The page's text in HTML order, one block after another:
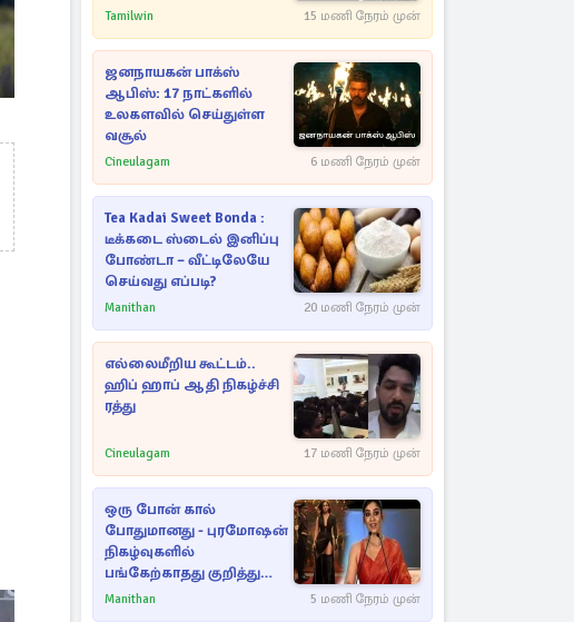
எச்சரிக்கை
Tamilwin 15 மணி நேரம் முன்
ஜனநாயகன் பாக்ஸ்
ஆபிஸ்: 17 நாட்களில்
உலகளவில் செய்துள்ள
வசூல்
Cineulagam 6 மணி நேரம் முன்
Tea Kadai Sweet Bonda :
டீக்கடை ஸ்டைல் இனிப்பு
போண்டா – வீட்டிலேயே
செய்வது எப்படி?
Manithan 20 மணி நேரம் முன்
எல்லைமீறிய கூட்டம்..
ஹிப் ஹாப் ஆதி நிகழ்ச்சி
ரத்து
Cineulagam 17 மணி நேரம் முன்
ஒரு போன் கால்
போதுமானது - புரமோஷன்
நிகழ்வுகளில்
பங்கேற்காதது குறித்து
நயன்தாரா ஓபன் டாக்!
Manithan 5 மணி நேரம் முன்